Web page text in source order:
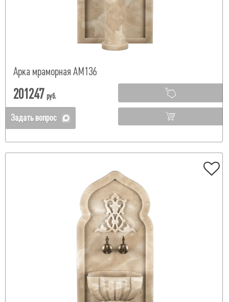
Арка мраморная АМ136
201247 руб.
Задать вопрос